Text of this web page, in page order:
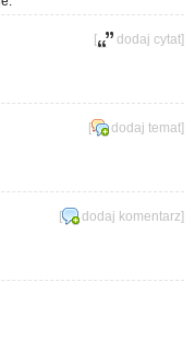
[ dodaj cytat]
[ dodaj temat]
[ dodaj komentarz]